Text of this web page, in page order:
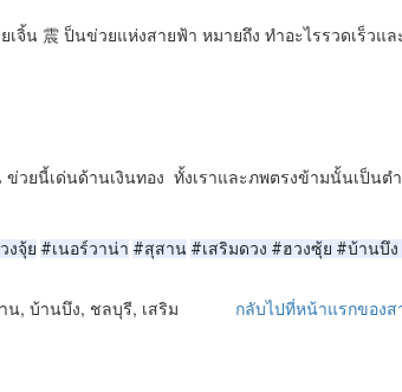
เจิ้น 震 ป็นข่วยแห่งสายฟ้า หมายถึง ทำอะไรรวดเร็วแล
ข่วยนี้เด่นด้านเงินทอง ทั้งเราและภพตรงข้ามนั้นเป็นต
งจุ้ย #เนอร์วาน่า #สุสาน #เสริมดวง #ฮวงซุ้ย #บ้านบึ
น, บ้านบึง, ชลบุรี, เสริม
กลับไปที่หน้าแรกของส